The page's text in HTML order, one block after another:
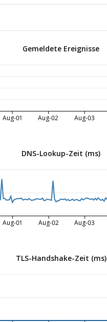
Gemeldete Ereignisse
Aug-01 Aug-02 Aug-03
DNS-Lookup-Zeit (ms)
Aug-01 Aug-02 Aug-03
TLS-Handshake-Zeit (ms)